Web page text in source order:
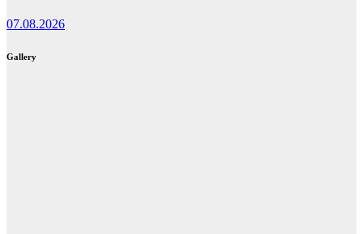
07.08.2026
Gallery